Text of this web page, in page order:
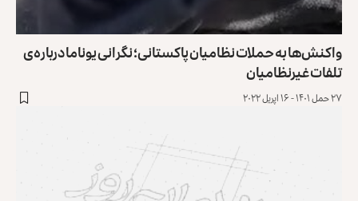
واکنش‌ها به حملات نظامیان پاکستانی؛ نگرانی یوناما درباره‌ی
تلفات غیرنظامیان
۲۷ حمل ۱۴۰۱ - ۱۶ اپریل ۲۰۲۲